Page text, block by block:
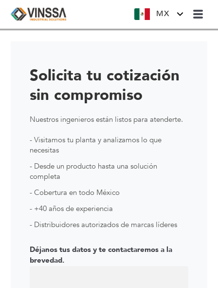
MX
Solicita tu cotización
sin compromiso
Nuestros ingenieros están listos para atenderte.
- Visitamos tu planta y analizamos lo que
necesitas
- Desde un producto hasta una solución
completa
- Cobertura en todo México
- +40 años de experiencia
- Distribuidores autorizados de marcas líderes
Déjanos tus datos y te contactaremos a la
brevedad.